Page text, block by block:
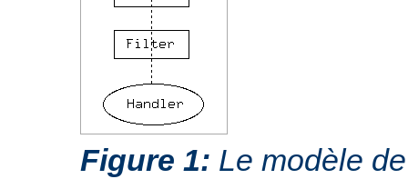
Figure 1: Le modèle